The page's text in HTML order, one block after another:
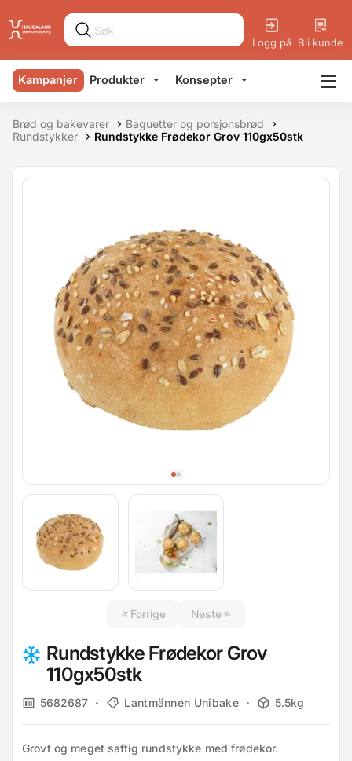
Logg på Bli kunde
Kampanjer Produkter Konsepter
Brød og bakevarer
Baguetter og porsjonsbrød
Rundstykker
Rundstykke Frødekor Grov 110gx50stk
Forrige Neste
Rundstykke Frødekor Grov
110gx50stk
5682687 Lantmännen Unibake 5.5kg
Grovt og meget saftig rundstykke med frødekor.